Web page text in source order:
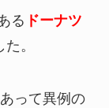
る ドーナツ
。
って異例の